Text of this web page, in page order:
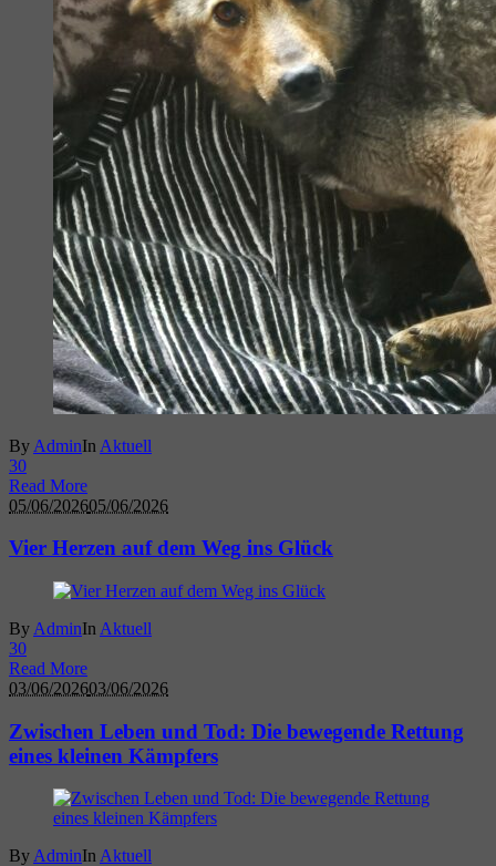
By AdminIn Aktuell
30
Read More
05/06/202605/06/2026
Vier Herzen auf dem Weg ins Glück
By AdminIn Aktuell
30
Read More
03/06/202603/06/2026
Zwischen Leben und Tod: Die bewegende Rettung
eines kleinen Kämpfers
By AdminIn Aktuell